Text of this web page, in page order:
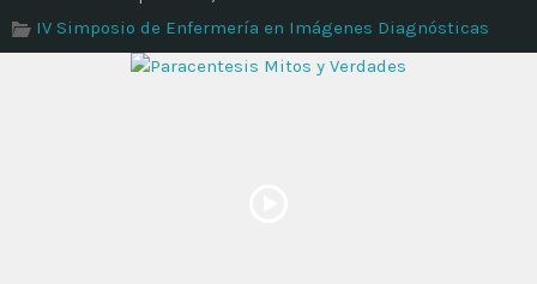
Time
IV Simposio de Enfermería en Imágenes Diagnósticas